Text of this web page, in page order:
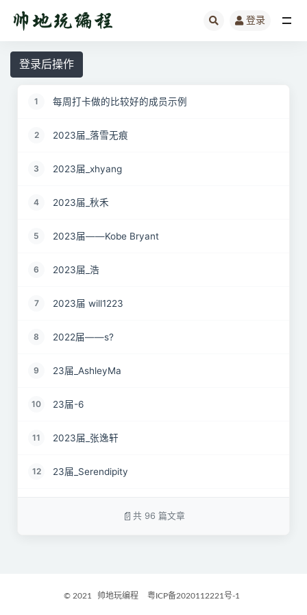
登录
登录后操作
1 每周打卡做的比较好的成员示例
2 2023届_落雪无痕
3 2023届_xhyang
4 2023届_秋禾
5 2023届——Kobe Bryant
6 2023届_浩
7 2023届 will1223
8 2022届——s?
9 23届_AshleyMa
10 23届-6
11 2023届_张逸轩
12 23届_Serendipity
共 96 篇文章
© 2021 帅地玩编程 粤ICP备2020112221号-1